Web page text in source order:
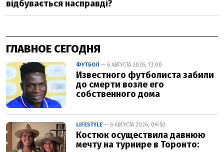
ГЛАВНОЕ СЕГОДНЯ
ФУТБОЛ — 6 АВГУСТА 2026, 13:00
Известного футболиста забили
до смерти возле его
собственного дома
LIFESTYLE — 6 АВГУСТА 2026, 09:50
Костюк осуществила давнюю
мечту на турнире в Торонто: